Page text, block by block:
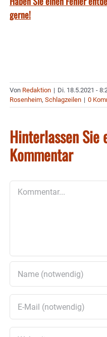
gerne!
Von Redaktion | Di. 18.5.2021 -
Rosenheim, Schlagzeilen | 0
Hinterlassen Sie
Kommentar